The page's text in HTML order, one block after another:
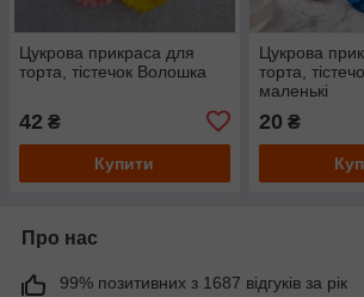
Цукрова прикраса для
торта, тістечок Волошка
42 ₴
Купити
Цукрова
торта,
маленькі
20 ₴
Про нас
99% позитивних з 1687 відгуків за рік